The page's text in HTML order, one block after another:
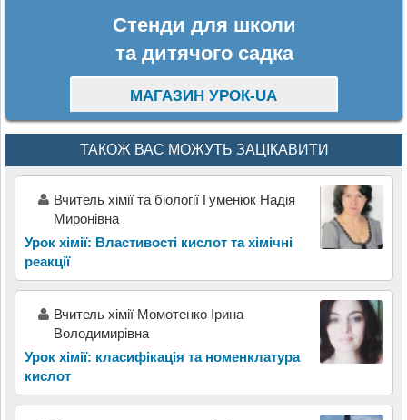
Стенди для школи
та дитячого садка
МАГАЗИН УРОК-UA
ТАКОЖ ВАС МОЖУТЬ ЗАЦІКАВИТИ
Вчитель хімії та біології Гуменюк Надія
Миронівна
Урок хімії: Властивості кислот та хімічні
реакції
Вчитель хімії Момотенко Ірина
Володимирівна
Урок хімії: класифікація та номенклатура
кислот